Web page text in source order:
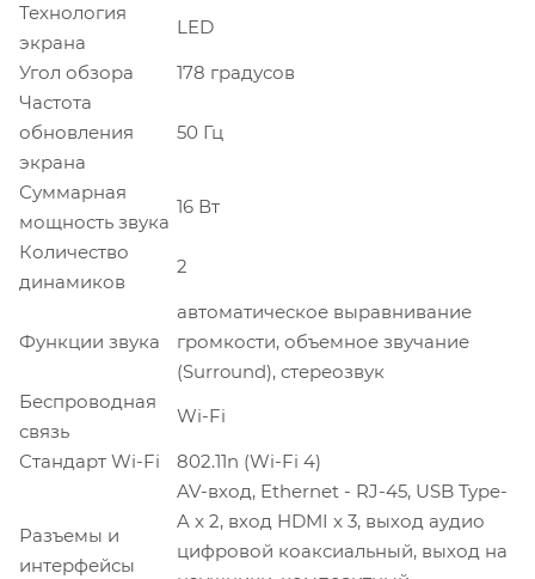
Технология
экрана
LED
Угол обзора
178 градусов
Частота
обновления
экрана
50 Гц
Суммарная
мощность звука
16 Вт
Количество
динамиков
2
Функции звука
автоматическое выравнивание
громкости, объемное звучание
(Surround), стереозвук
Беспроводная
связь
Wi-Fi
Стандарт Wi-Fi
802.11n (Wi-Fi 4)
Разъемы и
интерфейсы
AV-вход, Ethernet - RJ-45, USB Type-
A x 2, вход HDMI x 3, выход аудио
цифровой коаксиальный, выход на